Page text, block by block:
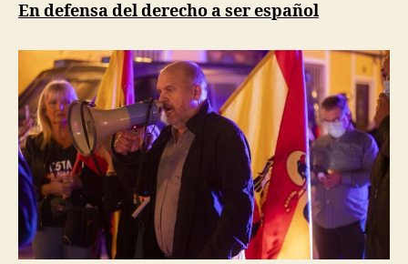
En defensa del derecho a ser español